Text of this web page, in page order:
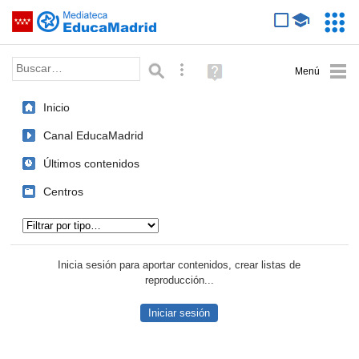
Saltar navegación
Palabra o frase: Búsqueda avanzada
Ayuda
(en
Inicio
Canal EducaMadrid
Últimos contenidos
Centros
Inicia sesión para aportar contenidos, crear listas de
reproducción...
Iniciar sesión